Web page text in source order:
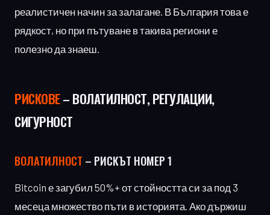
реалистичен начин за залагане. В България това е
рядкост, но при пътуване в такива региони е
полезно да знаеш.
РИСКОВЕ– ВОЛАТИЛНОСТ, РЕГУЛАЦИИ,
СИГУРНОСТ
ВОЛАТИЛНОСТ – РИСКЪТ НОМЕР 1
Bitcoin е загубил 50%+ от стойността си за под 3
месеца множество пъти в историята. Ако държиш